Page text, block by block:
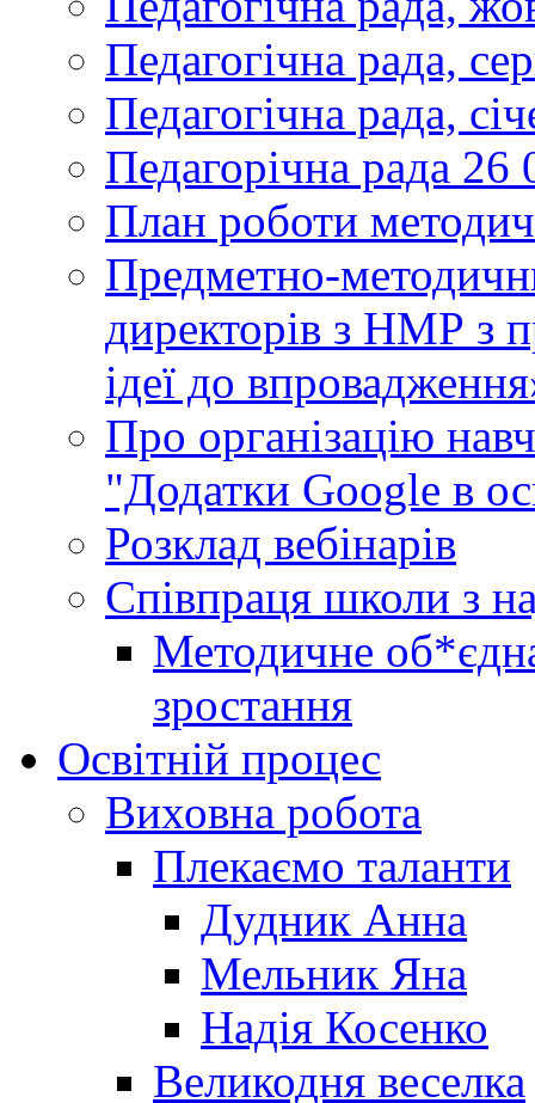
Педагогічна рада,
Педагогічна рада,
Педагорічна рада 26
План роботи
Предметно-
директорів з НМР з
ідеї до
Про організацію
"Додатки Google в
Розклад вебінарів
Співпраця школи з
Методичне
зростання
Освітній процес
Виховна робота
Плекаємо таланти
Дудник Анна
Мельник Яна
Надія Косенко
Великодня веселка